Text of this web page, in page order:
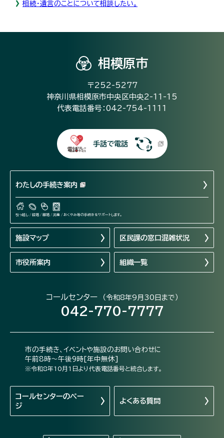
相続・遺言のことについて相談したい。
相模原市
〒252-5277
神奈川県相模原市中央区中央2-11-15
代表電話番号：042-754-1111
手話で電話
わたしの手続き案内
引っ越し / 結婚 / 離婚 / 出産 / おくやみ等の手続きをサポートします。
施設マップ 区民課の窓口混雑状況
市役所案内 組織一覧
コールセンター （令和8年9月30日まで）
042-770-7777
市の手続き、イベントや施設のお問い合わせに
午前8時～午後9時[年中無休]
※令和8年10月1日より代表電話番号と統合します。
コールセンターのペー
ジ
よくある質問